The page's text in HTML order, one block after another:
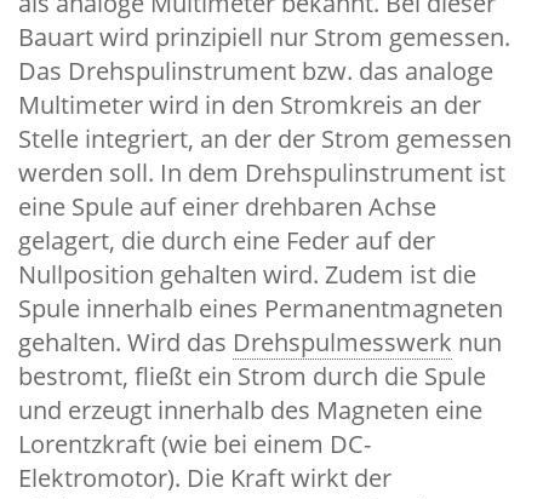
Bauart wird prinzipiell nur Strom gemessen.
Das Drehspulinstrument bzw. das analoge
Multimeter wird in den Stromkreis an der
Stelle integriert, an der der Strom gemessen
werden soll. In dem Drehspulinstrument ist
eine Spule auf einer drehbaren Achse
gelagert, die durch eine Feder auf der
Nullposition gehalten wird. Zudem ist die
Spule innerhalb eines Permanentmagneten
gehalten. Wird das Drehspulmesswerk nun
bestromt, fließt ein Strom durch die Spule
und erzeugt innerhalb des Magneten eine
Lorentzkraft (wie bei einem DC-
Elektromotor). Die Kraft wirkt der